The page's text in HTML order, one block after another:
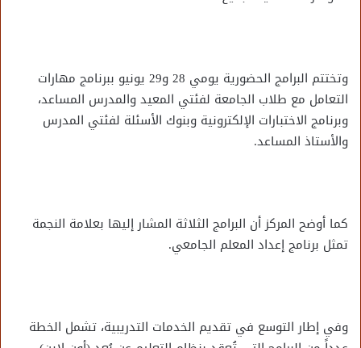
وتختتم البرامج الحضورية يومي 28 و29 يونيو ببرنامج مهارات
التعامل مع طلاب الجامعة لفئتي المعيد والمدرس المساعد،
وبرنامج الاختبارات الإلكترونية وبنوك الأسئلة لفئتي المدرس
والأستاذ المساعد.
كما أوضح المركز أن البرامج الثلاثة المشار إليها بعلامة النجمة
تمثل برنامج إعداد المعلم الجامعي.
وفي إطار التوسع في تقديم الخدمات التدريبية، تشمل الخطة